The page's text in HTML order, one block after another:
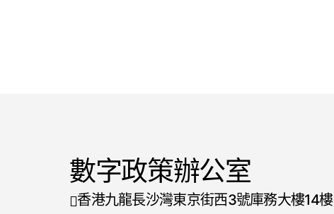
數字政策辦公室
香港九龍長沙灣東京街西3號庫務大樓14樓